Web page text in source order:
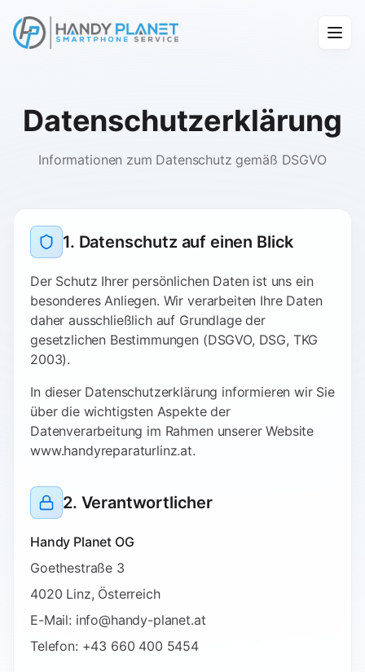
Datenschutzerklärung
Informationen zum Datenschutz gemäß DSGVO
1. Datenschutz auf einen Blick
Der Schutz Ihrer persönlichen Daten ist uns ein
besonderes Anliegen. Wir verarbeiten Ihre Daten
daher ausschließlich auf Grundlage der
gesetzlichen Bestimmungen (DSGVO, DSG, TKG
2003).
In dieser Datenschutzerklärung informieren wir Sie
über die wichtigsten Aspekte der
Datenverarbeitung im Rahmen unserer Website
www.handyreparaturlinz.at.
2. Verantwortlicher
Handy Planet OG
Goethestraße 3
4020 Linz, Österreich
E-Mail: info@handy-planet.at
Telefon: +43 660 400 5454